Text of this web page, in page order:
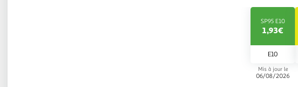
SP95 E10
1,93€
E10
Mis à jour le
06/08/2026